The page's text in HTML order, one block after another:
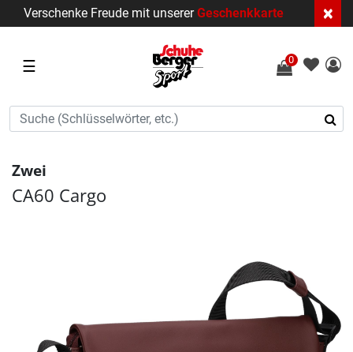
Verschenke Freude mit unsererGeschenkkarte ×
☰ 0
Zwei
CA60 Cargo